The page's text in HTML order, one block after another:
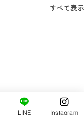
すべて表示
LINE Instagram